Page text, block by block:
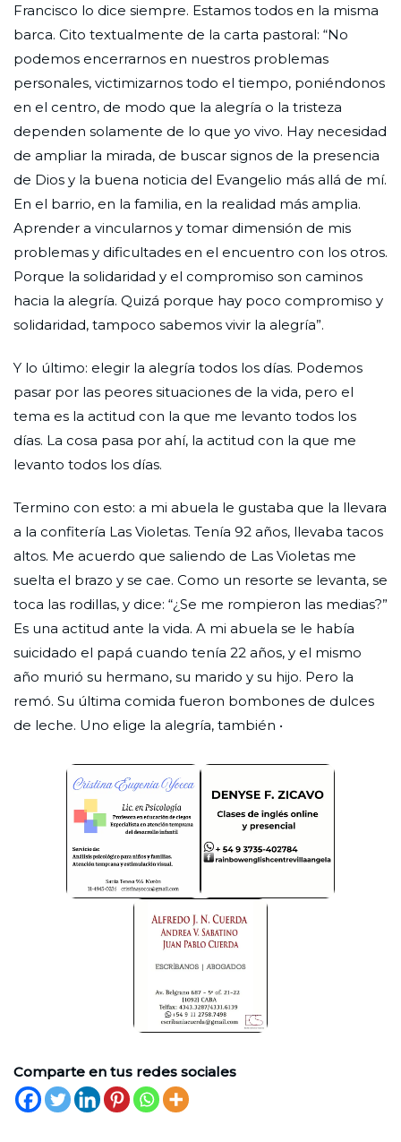
Francisco lo dice siempre. Estamos todos en la misma
barca. Cito textualmente de la carta pastoral: “No
podemos encerrarnos en nuestros problemas
personales, victimizarnos todo el tiempo, poniéndonos
en el centro, de modo que la alegría o la tristeza
dependen solamente de lo que yo vivo. Hay necesidad
de ampliar la mirada, de buscar signos de la presencia
de Dios y la buena noticia del Evangelio más allá de mí.
En el barrio, en la familia, en la realidad más amplia.
Aprender a vincularnos y tomar dimensión de mis
problemas y dificultades en el encuentro con los otros.
Porque la solidaridad y el compromiso son caminos
hacia la alegría. Quizá porque hay poco compromiso y
solidaridad, tampoco sabemos vivir la alegría”.
Y lo último: elegir la alegría todos los días. Podemos
pasar por las peores situaciones de la vida, pero el
tema es la actitud con la que me levanto todos los
días. La cosa pasa por ahí, la actitud con la que me
levanto todos los días.
Termino con esto: a mi abuela le gustaba que la llevara
a la confitería Las Violetas. Tenía 92 años, llevaba tacos
altos. Me acuerdo que saliendo de Las Violetas me
suelta el brazo y se cae. Como un resorte se levanta, se
toca las rodillas, y dice: “¿Se me rompieron las medias?”
Es una actitud ante la vida. A mi abuela se le había
suicidado el papá cuando tenía 22 años, y el mismo
año murió su hermano, su marido y su hijo. Pero la
remó. Su última comida fueron bombones de dulces
de leche. Uno elige la alegría, también •
Comparte en tus redes sociales